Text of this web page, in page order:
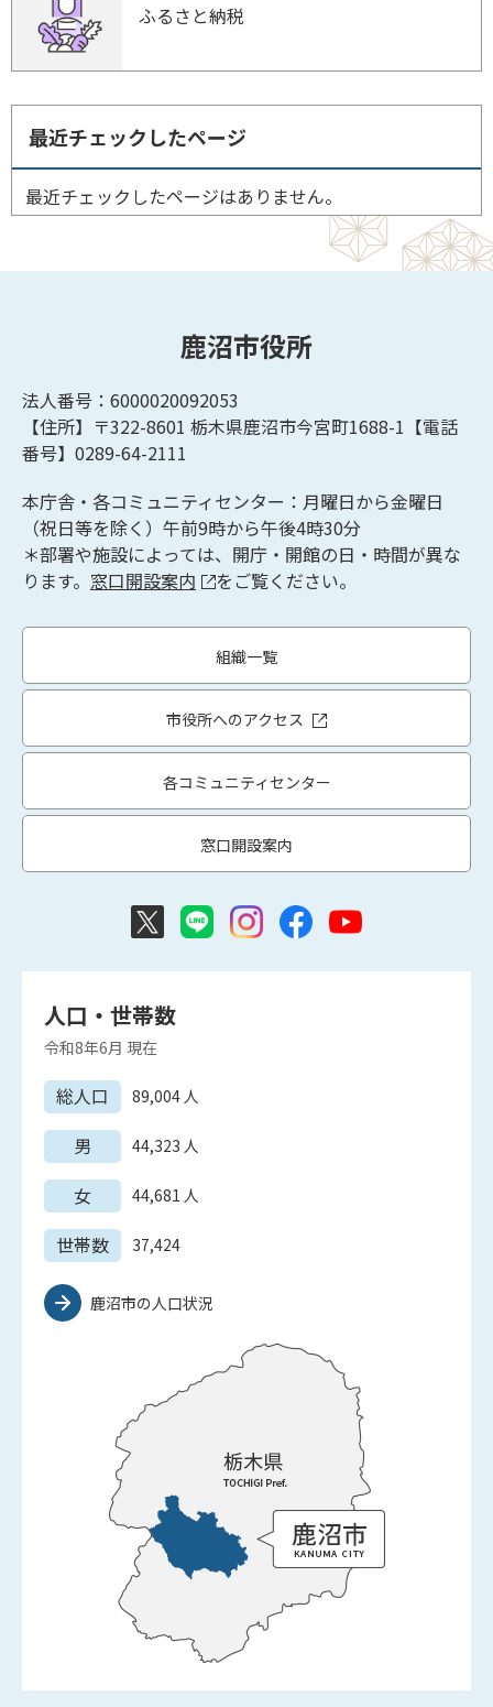
ふるさと納税
最近チェックしたページ
最近チェックしたページはありません。
鹿沼市役所
法人番号：6000020092053
【住所】〒322-8601 栃木県鹿沼市今宮町1688-1【電話
番号】0289-64-2111
本庁舎・各コミュニティセンター：月曜日から金曜日
（祝日等を除く）午前9時から午後4時30分
＊部署や施設によっては、開庁・開館の日・時間が異な
ります。 窓口開設案内 をご覧ください。
組織一覧
市役所へのアクセス
各コミュニティセンター
窓口開設案内
人口・世帯数
令和8年6月 現在
総人口 89,004人
男 44,323 人
女 44,681 人
世帯数 37,424
鹿沼市の人口状況